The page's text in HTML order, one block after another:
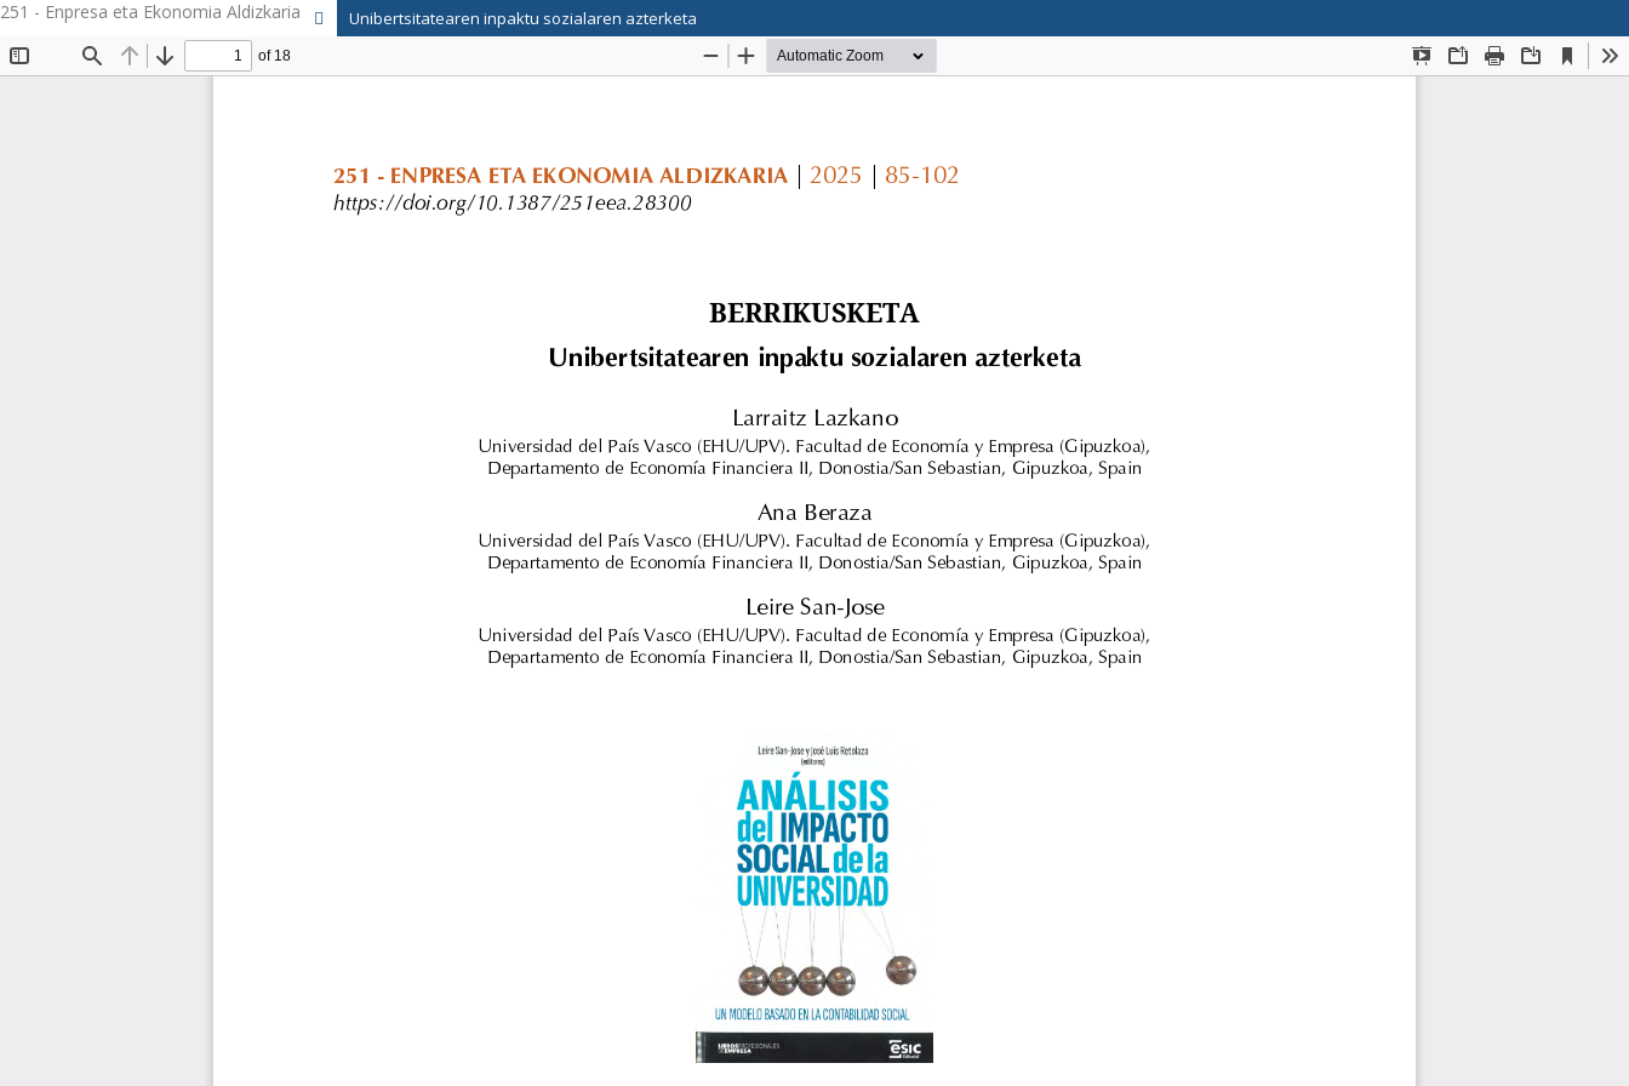
251 - Enpresa eta Ekonomia Aldizkaria Unibertsitatearen inpaktu sozialaren azterketa